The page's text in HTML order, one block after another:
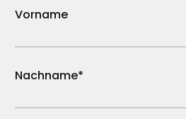
Vorname
Nachname*